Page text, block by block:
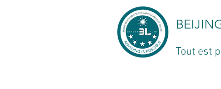
Tout est